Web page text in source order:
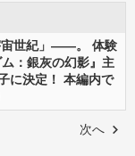
宙世紀」――。 体験
：銀灰の幻影』主
に決定！ 本編内で
次へ